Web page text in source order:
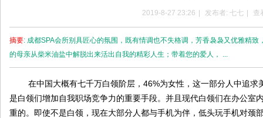
2019-8-27 23:26 发布者: 七七 查
摘要: 成都SPA会所别具匠心的氛围，既有情调也不失格调，芳香袅袅又优雅精
的母亲从柴米油盐中解脱出来活出自我的精彩人生；带着您的爱人， ...
在中国大概有七千万白领阶层，46%为女性，这一部分人中追求
是白领们增加自我职场竞争力的重要手段。并且现代白领们在办公
重的。即使不是白领，现在大部分人都与手机为伴，低头玩手机对